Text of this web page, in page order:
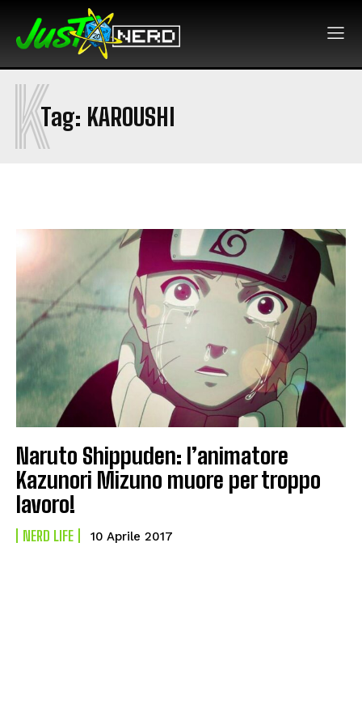
Tag: KAROUSHI
K
Naruto Shippuden: l’animatore
Kazunori Mizuno muore per troppo
lavoro!
NERD LIFE 10 Aprile 2017